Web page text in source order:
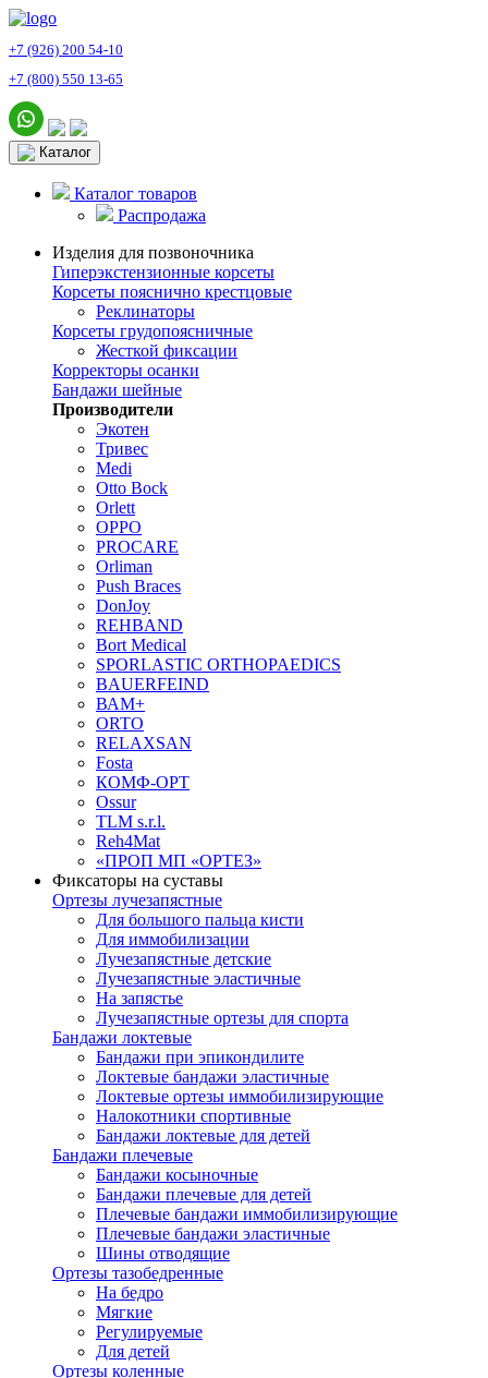
+7 (926) 200 54-10
+7 (800) 550 13-65
Каталог
Каталог товаров
Распродажа
Изделия для позвоночника
Гиперэкстензионные корсеты
Корсеты пояснично крестцовые
Реклинаторы
Корсеты грудопоясничные
Жесткой фиксации
Корректоры осанки
Бандажи шейные
Производители
Экотен
Тривес
Medi
Otto Bock
Orlett
OPPO
PROCARE
Orliman
Push Braces
DonJoy
REHBAND
Bort Medical
SPORLASTIC ORTHOPAEDICS
BAUERFEIND
ВАМ+
ORTO
RELAXSAN
Fosta
КОМФ-ОРТ
Ossur
TLM s.r.l.
Reh4Mat
«ПРОП МП «ОРТЕЗ»
Фиксаторы на суставы
Ортезы лучезапястные
Для большого пальца кисти
Для иммобилизации
Лучезапястные детские
Лучезапястные эластичные
На запястье
Лучезапястные ортезы для спорта
Бандажи локтевые
Бандажи при эпикондилите
Локтевые бандажи эластичные
Локтевые ортезы иммобилизирующие
Налокотники спортивные
Бандажи локтевые для детей
Бандажи плечевые
Бандажи косыночные
Бандажи плечевые для детей
Плечевые бандажи иммобилизирующие
Плечевые бандажи эластичные
Шины отводящие
Ортезы тазобедренные
На бедро
Мягкие
Регулируемые
Для детей
Ортезы коленные